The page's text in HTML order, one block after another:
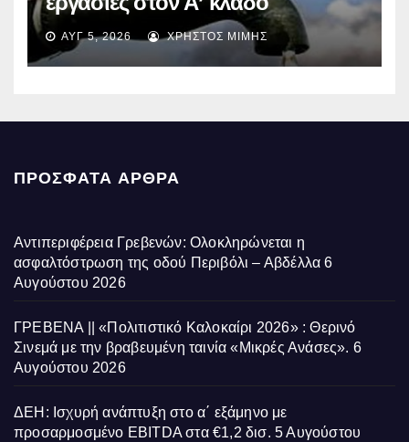
ύδρευσης – Ποιες περιοχές
επηρεάζονται την Πέμπτη
ΑΥΓ 5, 2026 ΧΡΉΣΤΟΣ ΜΊΜΗΣ
ΠΡΌΣΦΑΤΑ ΆΡΘΡΑ
Αντιπεριφέρεια Γρεβενών: Ολοκληρώνεται η
ασφαλτόστρωση της οδού Περιβόλι – Αβδέλλα 6
Αυγούστου 2026
ΓΡΕΒΕΝΑ || «Πολιτιστικό Καλοκαίρι 2026» : Θερινό
Σινεμά με την βραβευμένη ταινία «Μικρές Ανάσες». 6
Αυγούστου 2026
ΔΕΗ: Ισχυρή ανάπτυξη στο α΄ εξάμηνο με
προσαρμοσμένο EBITDA στα €1,2 δισ. 5 Αυγούστου